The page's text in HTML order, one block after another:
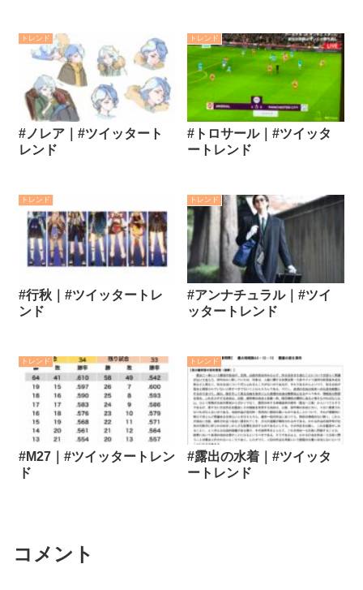
トレンド
#ノレア｜#ツイッタート
レンド
トレンド
#トロサール｜#ツイッタ
ートレンド
トレンド
#行秋｜#ツイッタートレ
ンド
トレンド
#アンナチュラル｜#ツイ
ッタートレンド
トレンド
#M27｜#ツイッタートレン
ド
トレンド
#露出の水着｜#ツイッタ
ートレンド
コメント